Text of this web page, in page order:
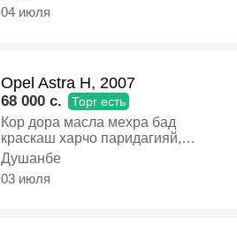
Механика, Универсал
04 июля
Opel Astra H, 2007
68 000 c. Торг есть
Кор дора масла мехра бад
краскаш харчо паридагияй,
Бензин, Механика, Хэтчбек
Душанбе
03 июля